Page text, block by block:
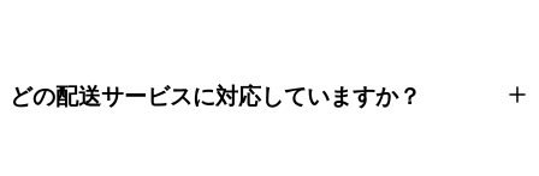
どの配送サービスに対応していますか？